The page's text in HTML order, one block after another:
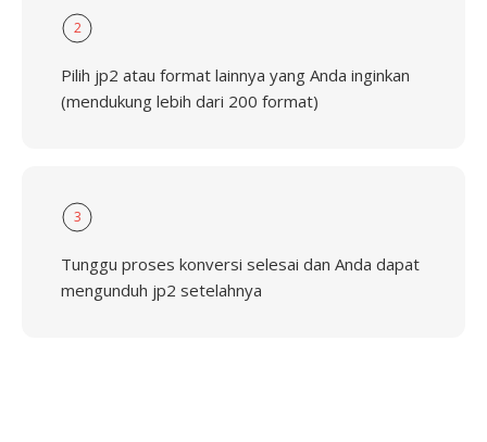
2
Pilih jp2 atau format lainnya yang Anda inginkan
(mendukung lebih dari 200 format)
3
Tunggu proses konversi selesai dan Anda dapat
mengunduh jp2 setelahnya